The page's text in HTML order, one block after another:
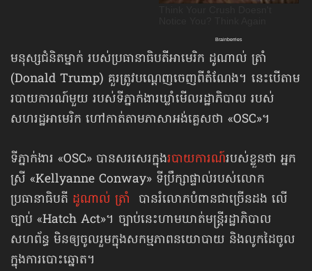
មនុស្សជំនិតម្នាក់ របស់ប្រធានាធិបតីអាមេរិក ដូណាល់ ត្រាំ
(Donald Trump) គួរត្រូវបណ្តេញចេញពីតំណែង។ នេះបើតាម
របាយការណ៍មួយ របស់ទីភ្នាក់ងារឃ្លាំមើលរដ្ឋាភិបាល របស់
សហរដ្ឋអាមេរិក ហៅកាត់តាមភាសាអង់គ្លេសថា «OSC»។
ទីភ្នាក់ងារ «OSC» បានសរសេរក្នុងរបាយការណ៍របស់ខ្លួនថា អ្នក
ស្រី «Kellyanne Conway» ទីប្រឹក្សាផ្ទាល់របស់លោក
ប្រធានាធិបតី ដូណាល់ ត្រាំ បានរំលោភបំពានជាច្រើនដង លើ
ច្បាប់ «Hatch Act»។ ច្បាប់នេះហាមឃាត់មន្ត្រីរដ្ឋាភិបាល
សហព័ន្ធ មិនឲ្យចូលរួមក្នុងសកម្មភាពនយោបាយ និងលូកដៃចូល
ក្នុងការបោះឆ្នោត។